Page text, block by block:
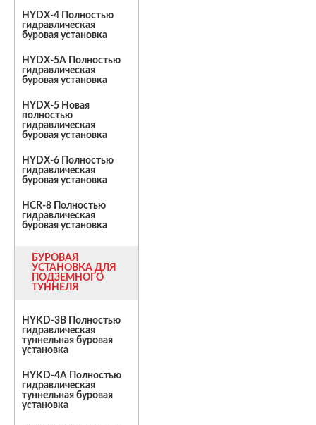
HYDX-4 Полностью
гидравлическая
буровая установка
HYDX-5A Полностью
гидравлическая
буровая установка
HYDX-5 Новая
полностью
гидравлическая
буровая установка
HYDX-6 Полностью
гидравлическая
буровая установка
HCR-8 Полностью
гидравлическая
буровая установка
БУРОВАЯ
УСТАНОВКА ДЛЯ
ПОДЗЕМНОГО
ТУННЕЛЯ
HYKD-3B Полностью
гидравлическая
туннельная буровая
установка
HYKD-4A Полностью
гидравлическая
туннельная буровая
установка